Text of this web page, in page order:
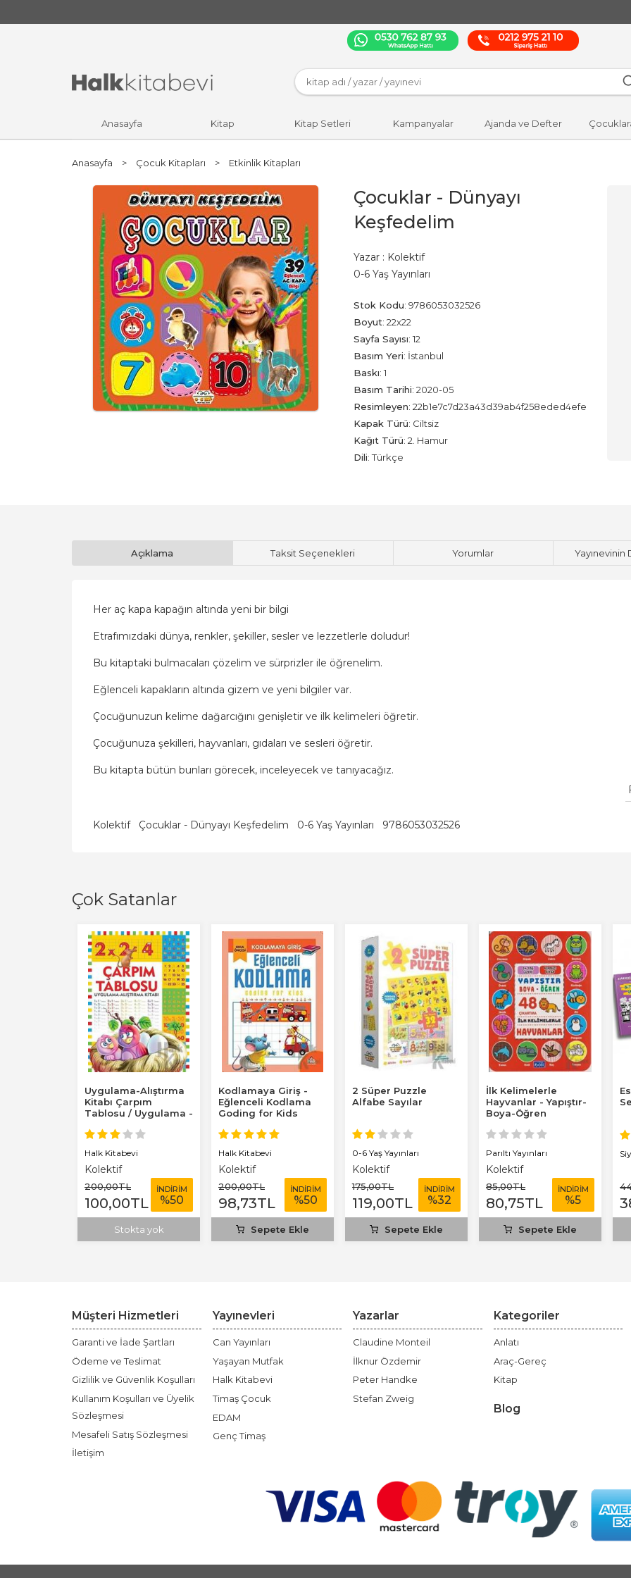
Anasayfa Kitap Kitap Setleri Kampanyalar Ajanda ve Defter
Anasayfa > Çocuk Kitapları > Etkinlik Kitapları
Çocuklar - Dünyayı
Keşfedelim
Yazar : Kolektif
0-6 Yaş Yayınları
Stok Kodu: 9786053032526
Boyut: 22x22
Sayfa Sayısı: 12
Basım Yeri: İstanbul
Baskı: 1
Basım Tarihi: 2020-05
Resimleyen: 22b1e7c7d23a43d39ab4f258eded4efe
Kapak Türü: Ciltsiz
Kağıt Türü: 2. Hamur
Dili:Türkçe
Açıklama Taksit Seçenekleri Yorumlar Yayınevinin
Her aç kapa kapağın altında yeni bir bilgi
Etrafımızdaki dünya, renkler, şekiller, sesler ve lezzetlerle doludur!
Bu kitaptaki bulmacaları çözelim ve sürprizler ile öğrenelim.
Eğlenceli kapakların altında gizem ve yeni bilgiler var.
Çocuğunuzun kelime dağarcığını genişletir ve ilk kelimeleri öğretir.
Çocuğunuza şekilleri, hayvanları, gıdaları ve sesleri öğretir.
Bu kitapta bütün bunları görecek, inceleyecek ve tanıyacağız.
Kolektif Çocuklar - Dünyayı Keşfedelim 0-6 Yaş Yayınları 9786053032526
Çok Satanlar
Uygulama-Alıştırma
Kitabı Çarpım
Tablosu / Uygulama -
Halk Kitabevi
Kolektif
200,00TL
100,00TL
İNDİRİM
%50
Stokta yok
Kodlamaya Giriş -
Eğlenceli Kodlama
Goding for Kids
Halk Kitabevi
Kolektif
200,00TL
98,73TL
İNDİRİM
%50
Sepete Ekle
2 Süper Puzzle
Alfabe Sayılar
0-6 Yaş Yayınları
Kolektif
175,00TL
119,00TL
İNDİRİM
%32
Sepete Ekle
İlk Kelimelerle
Hayvanlar - Yapıştır-
Boya-Öğren
Parıltı Yayınları
Kolektif
85,00TL
80,75TL
İNDİRİM
%5
Sepete Ekle
Müşteri Hizmetleri
Garanti ve İade Şartları
Ödeme ve Teslimat
Gizlilik ve Güvenlik Koşulları
Kullanım Koşulları ve Üyelik
Sözleşmesi
Mesafeli Satış Sözleşmesi
İletişim
Yayınevleri
Can Yayınları
Yaşayan Mutfak
Halk Kitabevi
Timaş Çocuk
EDAM
Genç Timaş
Yazarlar
Claudine Monteil
İlknur Özdemir
Peter Handke
Stefan Zweig
Kategoriler
Anlatı
Araç-Gereç
Kitap
Blog